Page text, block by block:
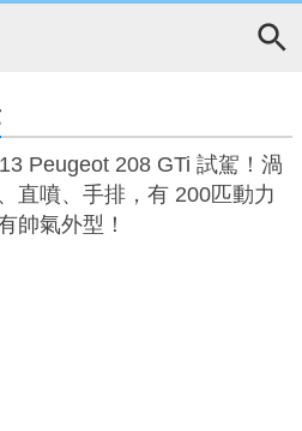
Peugeot 208 GTi 試駕！渦
直噴、手排，有 200匹動力
帥氣外型！